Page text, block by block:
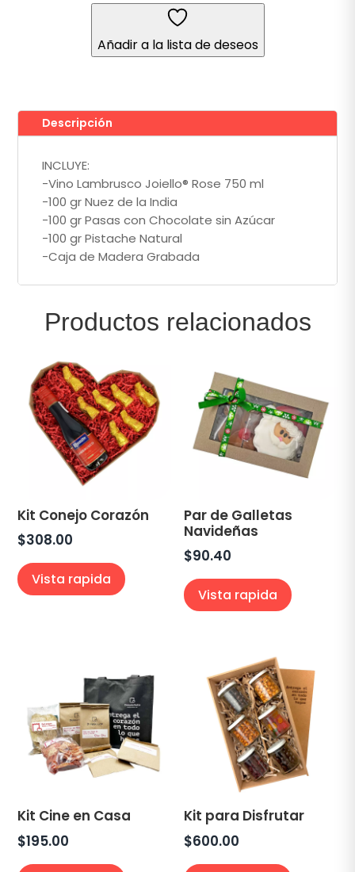
Añadir a la lista de deseos
Descripción
INCLUYE:
-Vino Lambrusco Joiello® Rose 750 ml
-100 gr Nuez de la India
-100 gr Pasas con Chocolate sin Azúcar
-100 gr Pistache Natural
-Caja de Madera Grabada
Productos relacionados
Kit Conejo Corazón
$308.00
Vista rapida
Par de Galletas
Navideñas
$90.40
Vista rapida
Kit Cine en Casa
$195.00
Kit para Disfrutar
$600.00